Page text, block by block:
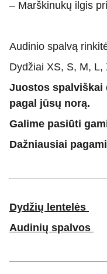
– Marškinukų ilgis
Audinio spalvą
Dydžiai XS, S, M, L,
Juostos spalviškai
pagal jūsų norą.
Galime pasiūti
Dažniausiai
Dydžių lentelės
Audinių spalvos